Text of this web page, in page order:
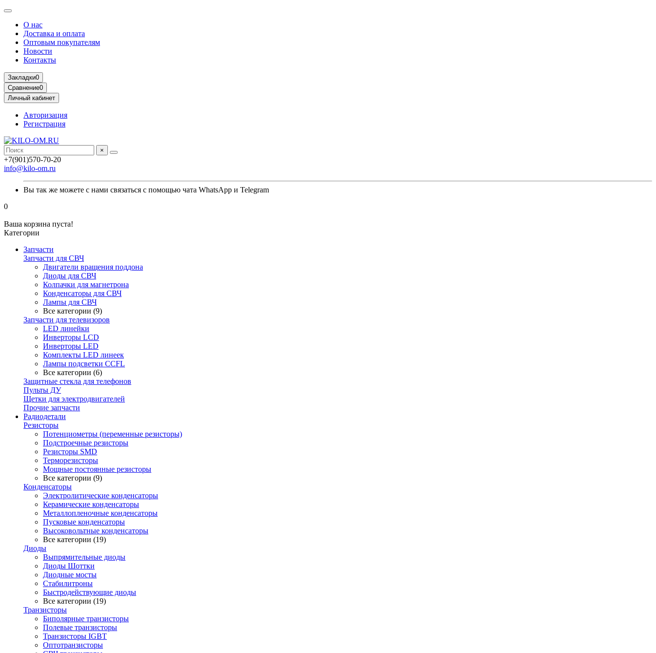
О нас
Доставка и оплата
Оптовым покупателям
Новости
Контакты
Закладки0
Сравнение0
Личный кабинет
Авторизация
Регистрация
×
+7(901)570-70-20
info@kilo-om.ru
Вы так же можете с нами связаться с помощью чата WhatsApp и Telegram
0
Ваша корзина пуста!
Категории
Запчасти
Запчасти для СВЧ
Двигатели вращения поддона
Диоды для СВЧ
Колпачки для магнетрона
Конденсаторы для СВЧ
Лампы для СВЧ
Все категории (9)
Запчасти для телевизоров
LED линейки
Инверторы LCD
Инверторы LED
Комплекты LED линеек
Лампы подсветки CCFL
Все категории (6)
Защитные стекла для телефонов
Пульты ДУ
Щетки для электродвигателей
Прочие запчасти
Радиодетали
Резисторы
Потенциометры (переменные резисторы)
Подстроечные резисторы
Резисторы SMD
Терморезисторы
Мощные постоянные резисторы
Все категории (9)
Конденсаторы
Электролитические конденсаторы
Керамические конденсаторы
Металлопленочные конденсаторы
Пусковые конденсаторы
Высоковольтные конденсаторы
Все категории (19)
Диоды
Выпрямительные диоды
Диоды Шоттки
Диодные мосты
Стабилитроны
Быстродействующие диоды
Все категории (19)
Транзисторы
Биполярные транзисторы
Полевые транзисторы
Транзисторы IGBT
Оптотранзисторы